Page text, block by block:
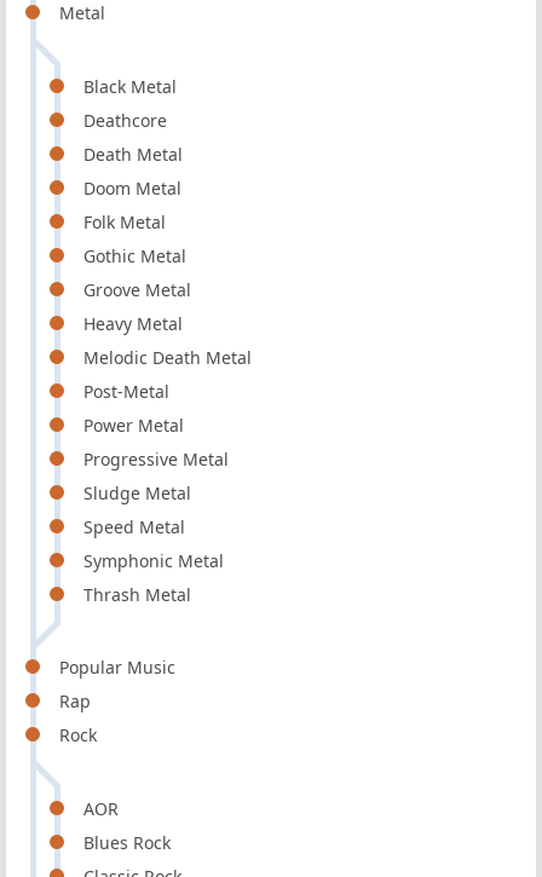
Metal
Black Metal
Deathcore
Death Metal
Doom Metal
Folk Metal
Gothic Metal
Groove Metal
Heavy Metal
Melodic Death Metal
Post-Metal
Power Metal
Progressive Metal
Sludge Metal
Speed Metal
Symphonic Metal
Thrash Metal
Popular Music
Rap
Rock
AOR
Blues Rock